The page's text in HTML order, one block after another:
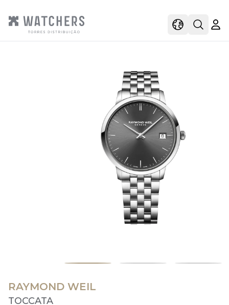
viewOpen
RAYMOND WEIL
TOCCATA